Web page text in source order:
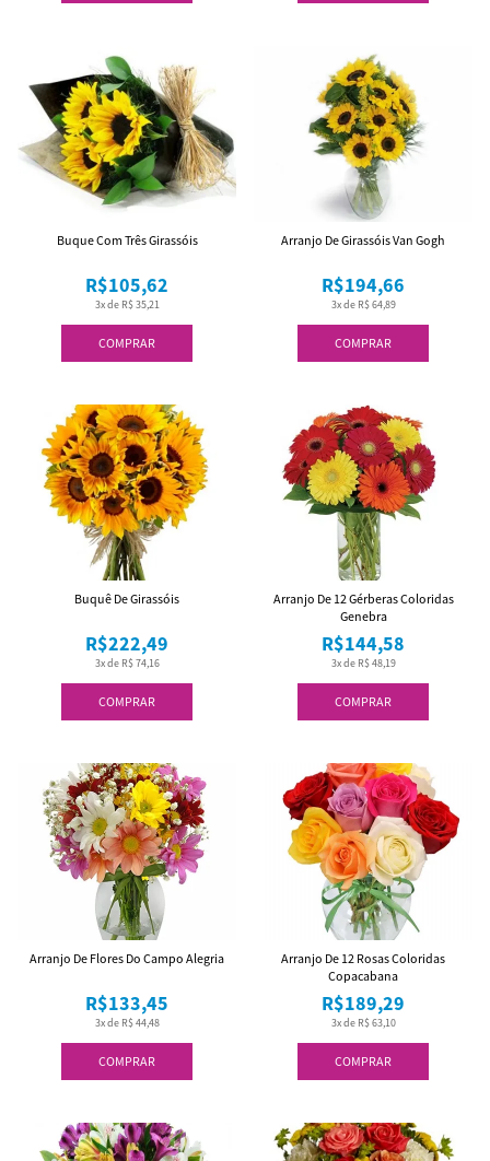
COMPRAR
3x de R$ 35,21
R$105,62
Buque Com Três Girassóis
COMPRAR
3x de R$ 64,89
R$194,66
Arranjo De Girassóis Van Gogh
COMPRAR
3x de R$ 74,16
R$222,49
Buquê De Girassóis
COMPRAR
3x de R$ 48,19
R$144,58
Arranjo De 12 Gérberas Coloridas
Genebra
COMPRAR
3x de R$ 44,48
R$133,45
Arranjo De Flores Do Campo Alegria
COMPRAR
3x de R$ 63,10
R$189,29
Arranjo De 12 Rosas Coloridas
Copacabana